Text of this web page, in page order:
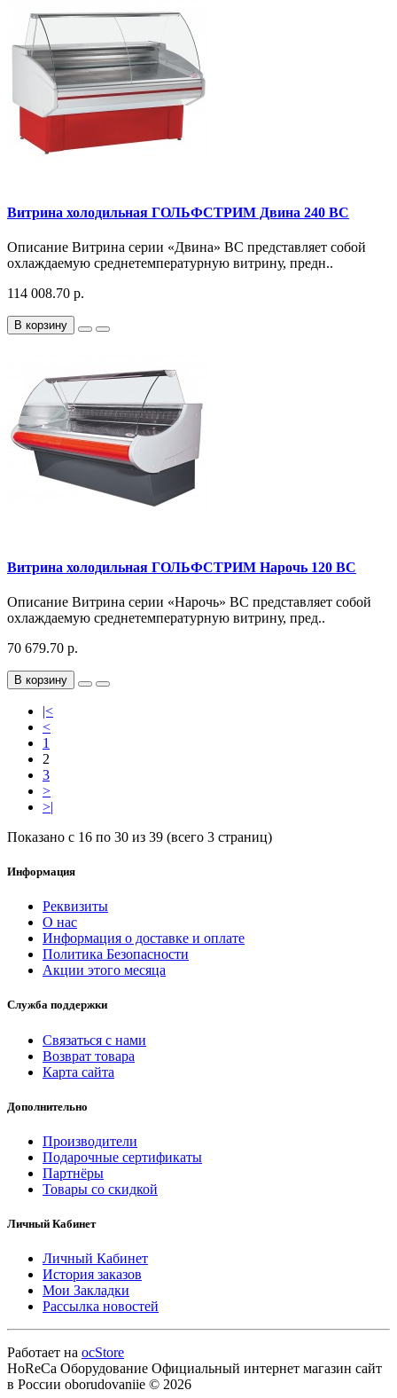
Витрина холодильная ГОЛЬФСТРИМ Двина 240 ВС
Описание Витрина серии «Двина» ВС представляет собой
охлаждаемую среднетемпературную витрину, предн..
114 008.70 р.
В корзину
Витрина холодильная ГОЛЬФСТРИМ Нарочь 120 ВС
Описание Витрина серии «Нарочь» ВС представляет собой
охлаждаемую среднетемпературную витрину, пред..
70 679.70 р.
В корзину
|<
<
1
2
3
>
>|
Показано с 16 по 30 из 39 (всего 3 страниц)
Информация
Реквизиты
О нас
Информация о доставке и оплате
Политика Безопасности
Акции этого месяца
Служба поддержки
Связаться с нами
Возврат товара
Карта сайта
Дополнительно
Производители
Подарочные сертификаты
Партнёры
Товары со скидкой
Личный Кабинет
Личный Кабинет
История заказов
Мои Закладки
Рассылка новостей
Работает на ocStore
HoReCa Оборудование Официальный интернет магазин сайт
в России oborudovaniie © 2026